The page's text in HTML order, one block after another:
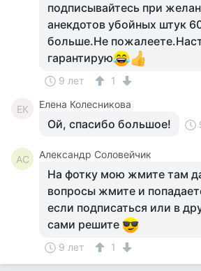
подписывайтесь при
анекдотов убойных штук
больше.Не
гарантирую
9 лет 1
ЕК Елена Колесникова
Ой, спасибо большое!
АС Александр Соловейчик
На фотку мою жмите там
вопросы жмите и
если подписаться или в
сами решите
9 лет 1